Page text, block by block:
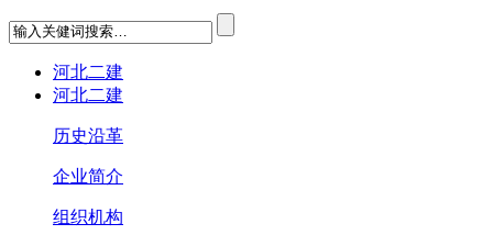
河北二建
河北二建
历史沿革
企业简介
组织机构